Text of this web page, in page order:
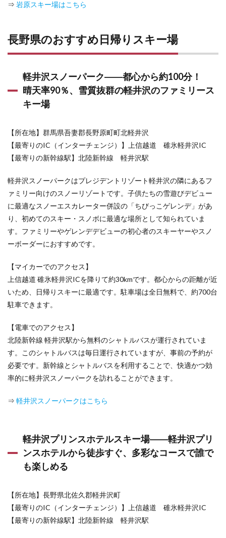
ー場
デル
ワイ
スス
リゾ
ート
――
アフ
ター
ーも
楽し
みな
立地
山梨
県の
おす
すめ
日帰
りス
キー
場
ふじて
んスノ
ーリゾ
ート
――パ
スノー
を満
喫！
富士山
の麓で
最高の
スキー
6.2
さか
スキ
ー場
――
南ア
スの
山々
を眺
めな
⇒ 岩原スキー場はこちら
長野県のおすすめ日帰りスキー場
軽井沢スノーパーク――都心から約100分！
晴天率90％、雪質抜群の軽井沢のファミリース
キー場
【所在地】群馬県吾妻郡長野原町町北軽井沢
【最寄りのIC（インターチェンジ）】上信越道 碓氷軽井沢IC
【最寄りの新幹線駅】北陸新幹線 軽井沢駅
軽井沢スノーパークはプレジデントリゾート軽井沢の隣にあるフ
ァミリー向けのスノーリゾートです。子供たちの雪遊びデビュー
に最適なスノーエスカレーター併設の「ちびっこゲレンデ」があ
り、初めてのスキー・スノボに最適な場所として知られていま
す。ファミリーやゲレンデデビューの初心者のスキーヤーやスノ
ーボーダーにおすすめです。
【マイカーでのアクセス】
上信越道 碓氷軽井沢ICを降りて約30kmです。都心からの距離が近
いため、日帰りスキーに最適です。駐車場は全日無料で、約700台
駐車できます。
【電車でのアクセス】
北陸新幹線 軽井沢駅から無料のシャトルバスが運行されていま
す。このシャトルバスは毎日運行されていますが、事前の予約が
必要です。新幹線とシャトルバスを利用することで、快適かつ効
率的に軽井沢スノーパークを訪れることができます。
⇒ 軽井沢スノーパークはこちら
軽井沢プリンスホテルスキー場――軽井沢プリ
ンスホテルから徒歩すぐ、多彩なコースで誰で
も楽しめる
【所在地】長野県北佐久郡軽井沢町
【最寄りのIC（インターチェンジ）】上信越道 碓氷軽井沢IC
【最寄りの新幹線駅】北陸新幹線 軽井沢駅